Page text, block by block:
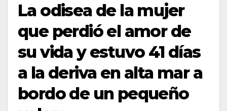
La odisea de la mujer
que perdió el amor de
su vida y estuvo 41 días
a la deriva en alta mar a
bordo de un pequeño